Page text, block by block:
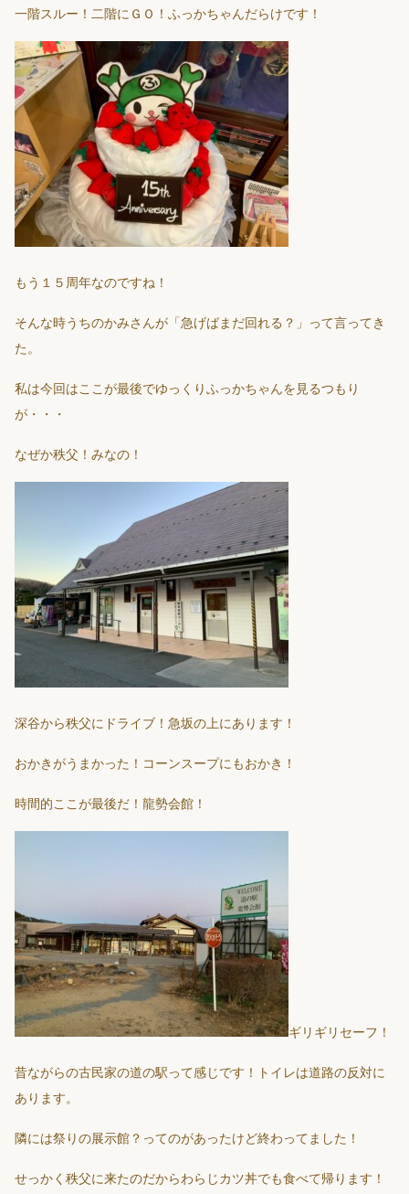
一階スルー！二階にＧＯ！ふっかちゃんだらけです！
もう１５周年なのですね！
そんな時うちのかみさんが「急げばまだ回れる？」って言ってき
た。
私は今回はここが最後でゆっくりふっかちゃんを見るつもり
が・・・
なぜか秩父！みなの！
深谷から秩父にドライブ！急坂の上にあります！
おかきがうまかった！コーンスープにもおかき！
時間的ここが最後だ！龍勢会館！
ギリギリセーフ！
昔ながらの古民家の道の駅って感じです！トイレは道路の反対に
あります。
隣には祭りの展示館？ってのがあったけど終わってました！
せっかく秩父に来たのだからわらじカツ丼でも食べて帰ります！